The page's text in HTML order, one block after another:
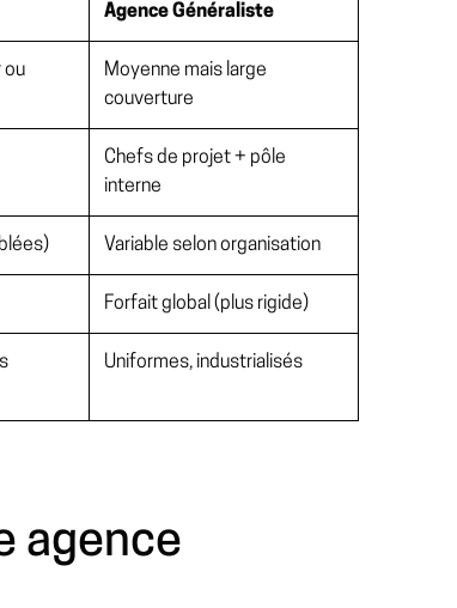
Agence Généraliste
ou
Moyenne mais large
couverture
Chefs de projet + pôle
interne
Variable selon organisation
Forfait global (plus rigide)
Uniformes, industrialisés
agence